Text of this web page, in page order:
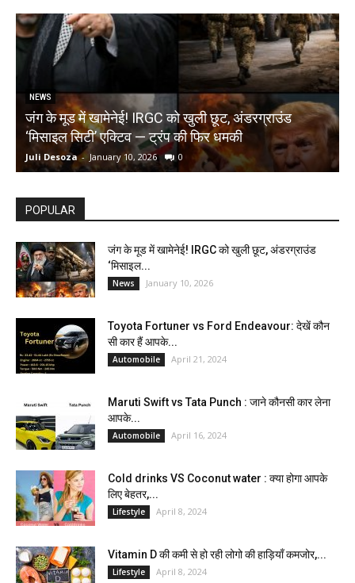
NEWS
जंग के मूड में खामेनेई! IRGC को खुली छूट, अंडरग्राउंड
‘मिसाइल सिटी’ एक्टिव — ट्रंप की फिर धमकी
Juli Desoza - January 10, 2026 0
POPULAR
जंग के मूड में खामेनेई! IRGC को खुली छूट, अंडरग्राउंड
‘मिसाइल...
News January 10, 2026
Toyota Fortuner vs Ford Endeavour: देखें कौन
सी कार हैं आपके...
Automobile April 21, 2024
Maruti Swift vs Tata Punch : जाने कौनसी कार लेना
आपके...
Automobile April 16, 2024
Cold drinks VS Coconut water : क्या होगा आपके
लिए बेहतर,...
Lifestyle April 8, 2024
Vitamin D की कमी से हो रही लोगो की हाड़ियाँ कमजोर,...
Lifestyle April 8, 2024